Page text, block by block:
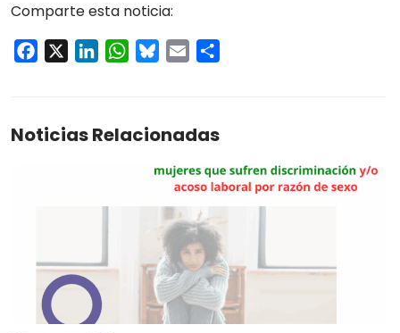
Comparte esta noticia:
Facebook LinkedInWhatsApp
Bluesky
Email
Noticias Relacionadas